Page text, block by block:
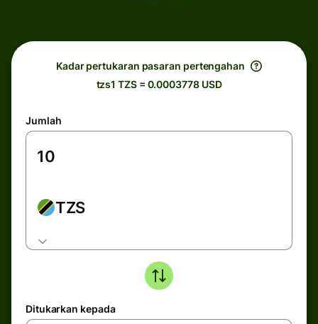
Kadar pertukaran pasaran pertengahan
tzs1 TZS = 0.0003778 USD
Jumlah
TZS
Ditukarkan kepada